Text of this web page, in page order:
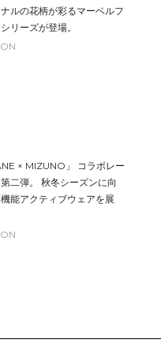
ルの花柄が彩るマーベルフ
リーズが登場。
× MIZUNO」 コラボレー
二弾。 秋冬シーズンに向
能アクティブウェアを展